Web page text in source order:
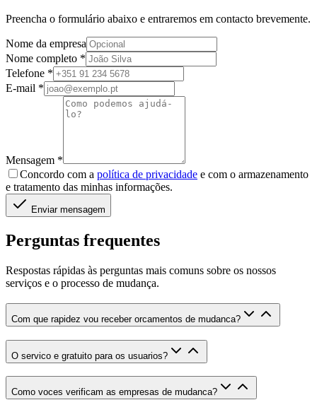
Preencha o formulário abaixo e entraremos em contacto brevemente.
Nome da empresa
Nome completo *
Telefone *
E-mail *
Mensagem *
Concordo com a política de privacidade e com o armazenamento
e tratamento das minhas informações.
Enviar mensagem
Perguntas frequentes
Respostas rápidas às perguntas mais comuns sobre os nossos
serviços e o processo de mudança.
Com que rapidez vou receber orcamentos de mudanca?
O servico e gratuito para os usuarios?
Como voces verificam as empresas de mudanca?